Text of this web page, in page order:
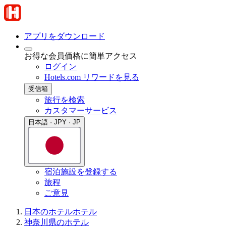
アプリをダウンロード
お得な会員価格に簡単アクセス
ログイン
Hotels.com リワードを見る
受信箱
旅行を検索
カスタマーサービス
日本語 · JPY · JP
宿泊施設を登録する
旅程
ご意見
日本のホテルホテル
神奈川県のホテル